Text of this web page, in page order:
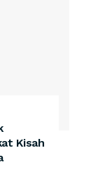
Kisah